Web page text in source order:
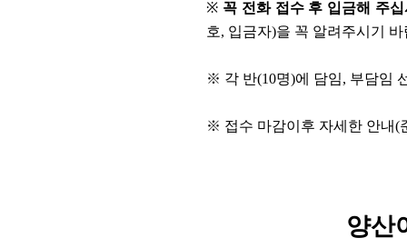
※ 꼭 전화 접수 후 입금해 주십
호, 입금자)을 꼭 알려주시기
※ 각 반(10명)에 담임, 부담임
※ 접수 마감이후 자세한 안내(
양산